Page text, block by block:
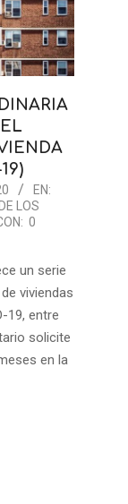
EN:
LOS
0
un serie
viviendas
19, entre
solicite
en la